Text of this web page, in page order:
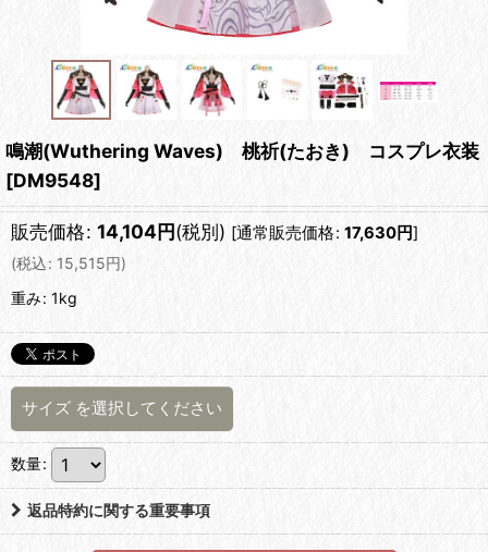
鳴潮(Wuthering Waves) 桃祈(たおき) コスプレ衣装
[DM9548]
販売価格: 14,104円(税別) [通常販売価格: 17,630円]
(税込: 15,515円)
重み: 1kg
サイズ を選択してください
数量:
返品特約に関する重要事項